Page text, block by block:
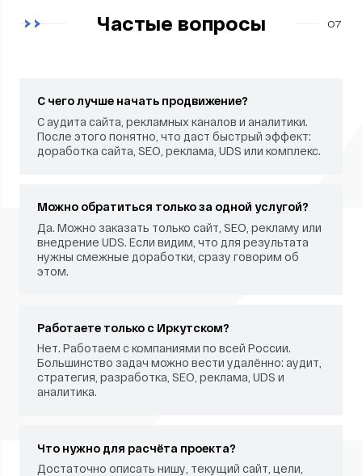
Частые вопросы 07
С чего лучше начать продвижение?
С аудита сайта, рекламных каналов и аналитики.
После этого понятно, что даст быстрый эффект:
доработка сайта, SEO, реклама, UDS или комплекс.
Можно обратиться только за одной услугой?
Да. Можно заказать только сайт, SEO, рекламу или
внедрение UDS. Если видим, что для результата
нужны смежные доработки, сразу говорим об
этом.
Работаете только с Иркутском?
Нет. Работаем с компаниями по всей России.
Большинство задач можно вести удалённо: аудит,
стратегия, разработка, SEO, реклама, UDS и
аналитика.
Что нужно для расчёта проекта?
Достаточно описать нишу, текущий сайт, цели,